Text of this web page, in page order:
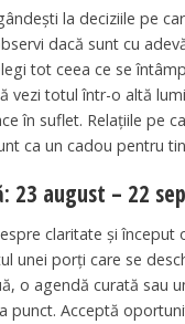
la deciziile pe
dacă sunt cu
tot ceea ce se
vezi totul într-o altă
în suflet. Relațiile pe
ca un cadou pentru
23 august – 22
claritate și început
unei porți care se
o agendă curată sau
punct. Acceptă